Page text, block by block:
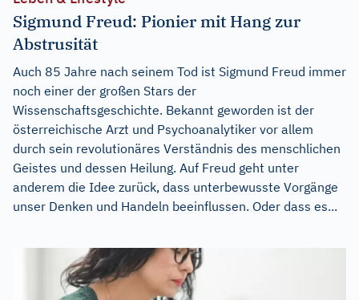
Sigmund Freud: Pionier mit Hang zur
Abstrusität
Auch 85 Jahre nach seinem Tod ist Sigmund Freud immer
noch einer der großen Stars der
Wissenschaftsgeschichte. Bekannt geworden ist der
österreichische Arzt und Psychoanalytiker vor allem
durch sein revolutionäres Verständnis des menschlichen
Geistes und dessen Heilung. Auf Freud geht unter
anderem die Idee zurück, dass unterbewusste Vorgänge
unser Denken und Handeln beeinflussen. Oder dass es...